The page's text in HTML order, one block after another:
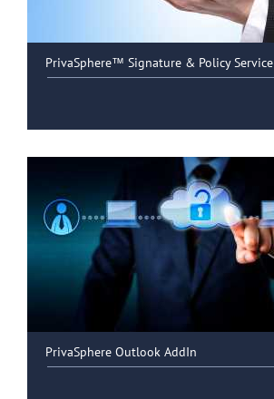
PrivaSphere™ Signature & Policy Service
PrivaSphere Outlook AddIn